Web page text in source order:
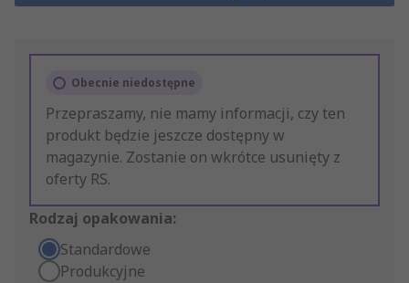
Obecnie niedostępne
Przepraszamy, nie mamy informacji, czy ten
produkt będzie jeszcze dostępny w
magazynie. Zostanie on wkrótce usunięty z
oferty RS.
Rodzaj opakowania:
Standardowe
Produkcyjne